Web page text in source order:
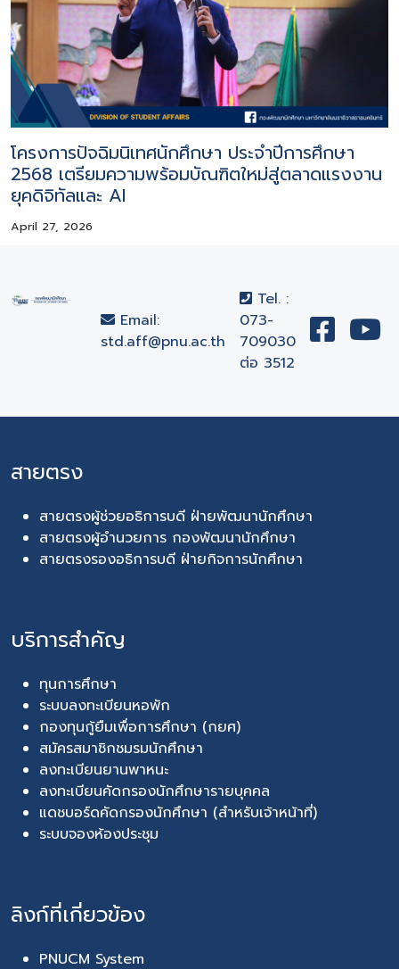
โครงการปัจฉิมนิเทศนักศึกษา ประจำปีการศึกษา
2568 เตรียมความพร้อมบัณฑิตใหม่สู่ตลาดแรงงาน
ยุคดิจิทัลและ AI
April 27, 2026
Email:
std.aff@pnu.ac.th
Tel. :
073-
709030
ต่อ 3512
สายตรง
สายตรงผู้ช่วยอธิการบดี ฝ่ายพัฒนานักศึกษา
สายตรงผู้อำนวยการ กองพัฒนานักศึกษา
สายตรงรองอธิการบดี ฝ่ายกิจการนักศึกษา
บริการสำคัญ
ทุนการศึกษา
ระบบลงทะเบียนหอพัก
กองทุนกู้ยืมเพื่อการศึกษา (กยศ)
สมัครสมาชิกชมรมนักศึกษา
ลงทะเบียนยานพาหนะ
ลงทะเบียนคัดกรองนักศึกษารายบุคคล
แดชบอร์ดคัดกรองนักศึกษา (สำหรับเจ้าหน้าที่)
ระบบจองห้องประชุม
ลิงก์ที่เกี่ยวข้อง
PNUCM System